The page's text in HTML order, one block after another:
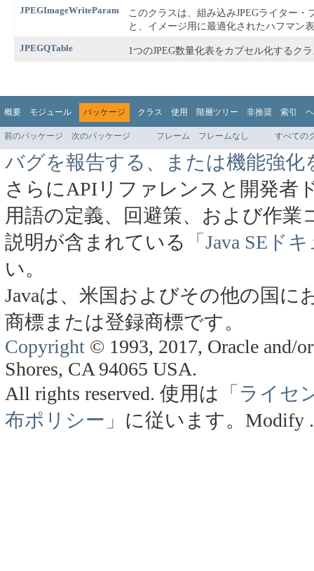
JPEGImageWriteParam
このクラスは、組み込みJPEGライター
と、イメージ用に最適化されたハフマン
JPEGQTable 1つのJPEG数量化表をカプセル化するク
概要 モジュール パッケージ クラス 使用 階層ツリー 非推奨 索引
前のパッケージ 次のパッケージ フレーム フレームなし すべての
バグを報告する、または機能強化
さらにAPIリファレンスと開発者
用語の定義、回避策、および作
説明が含まれている
「Java SEド
い。
Javaは、米国およびその他の国に
商標または登録商標です。
Copyright © 1993, 2017, Oracle and/
Shores, CA 94065 USA.
All rights reserved. 使用は 「ライセ
布ポリシー」 に従います。 Modify